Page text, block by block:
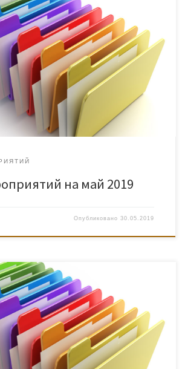
на май 2019
Опубликовано30.05.2019